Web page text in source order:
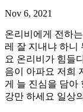
Nov 6, 2021
온리비에게 전하
레 잘 지내냐 하니
요 온리비가 힘들
음이 아파요 저희
게 늘 진심을 담아
강만 하세요 일상